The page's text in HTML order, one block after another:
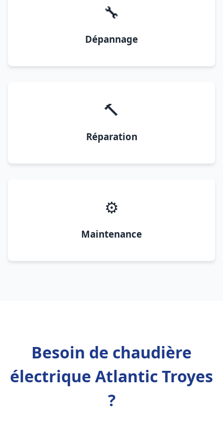
🔧
Dépannage
🔨
Réparation
⚙️
Maintenance
Besoin de chaudière
électrique Atlantic Troyes
?